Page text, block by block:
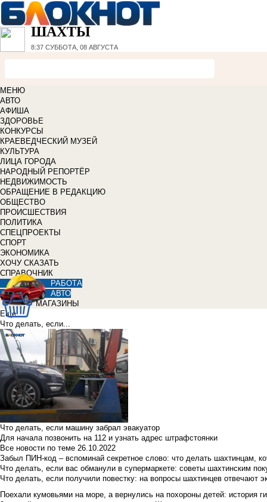
ШАХТЫ
8:37 СУББОТА, 08 АВГУСТА
МЕНЮ
АВТО
АФИША
ЗДОРОВЬЕ
КОНКУРСЫ
КРАЕВЕДЧЕСКИЙ МУЗЕЙ
КУЛЬТУРА
ЛИЦА ГОРОДА
НАРОДНЫЙ РЕПОРТЁР
НЕДВИЖИМОСТЬ
ОБРАЩЕНИЕ В РЕДАКЦИЮ
ОБЩЕСТВО
ПРОИСШЕСТВИЯ
ПОЛИТИКА
СПЕЦПРОЕКТЫ
СПОРТ
ЭКОНОМИКА
ХОЧУ СКАЗАТЬ
СПРАВОЧНИК
РАБОТА
АВТО
МАГАЗИНЫ
Еще
Что делать, если...
Что делать, если машину забрал эвакуатор
Для начала позвонить на 112 и узнать адрес штрафстоянки
Все новости по теме 26.10.2022
Забыл ПИН-код – вспоминай секретное слово: что делать шахтинцам,
Что делать, если вас обманули в супермаркете: советы шахтинским
Что делать, если получили повестку: на вопросы шахтинцев отвечают
Поехали кумовьями на море, а вернулись на похороны детей: история